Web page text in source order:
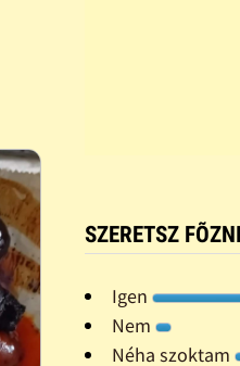
SZERETSZ
Igen
Nem
Néha szoktam